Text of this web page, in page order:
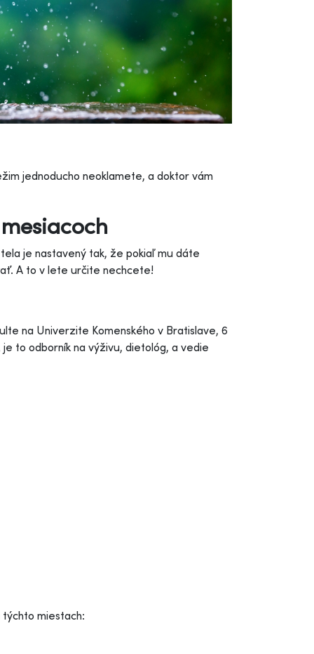
jednoducho neoklamete, a doktor vám
je nastavený tak, že pokiaľ mu dáte
A to v lete určite nechcete!
na Univerzite Komenského v Bratislave, 6
je to odborník na výživu, dietológ, a vedie
miestach: